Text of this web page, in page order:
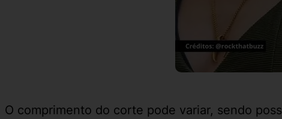
O comprimento do corte pode variar, sendo